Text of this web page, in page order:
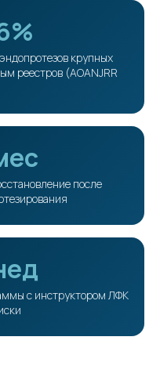
крупных
реестров (AOANJRR
после
с инструктором ЛФК